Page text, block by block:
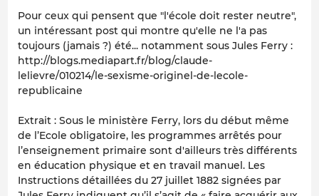
Pour ceux qui pensent que "l'école doit rester neutre",
un intéressant post qui montre qu'elle ne l'a pas
toujours (jamais ?) été... notamment sous Jules Ferry :
http://blogs.mediapart.fr/blog/claude-
lelievre/010214/le-sexisme-originel-de-lecole-
republicaine
Extrait : Sous le ministère Ferry, lors du début même
de l’Ecole obligatoire, les programmes arrêtés pour
l’enseignement primaire sont d'ailleurs très différents
en éducation physique et en travail manuel. Les
Instructions détaillées du 27 juillet 1882 signées par